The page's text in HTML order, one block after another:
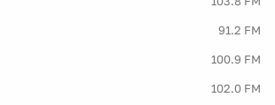
91.2 FM
100.9 FM
102.0 FM